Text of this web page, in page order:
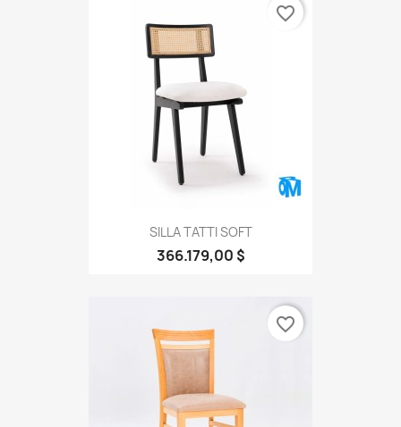
SILLA TATTI SOFT
366.179,00 $
favorite_border
favorite_border